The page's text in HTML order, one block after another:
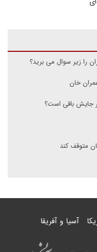
را زیر سوال می برید؟
خان
جایش باقی است؟
متوقف کند
آسیا و آفریقا